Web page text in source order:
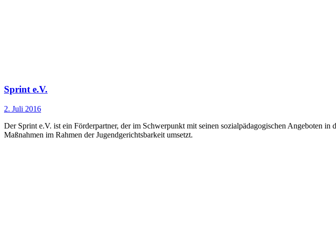
Sprint e.V.
2. Juli 2016
Der Sprint e.V. ist ein Förderpartner, der im Schwerpunkt mit seinen sozialpädagogischen Angeboten
Maßnahmen im Rahmen der Jugendgerichtsbarkeit umsetzt.